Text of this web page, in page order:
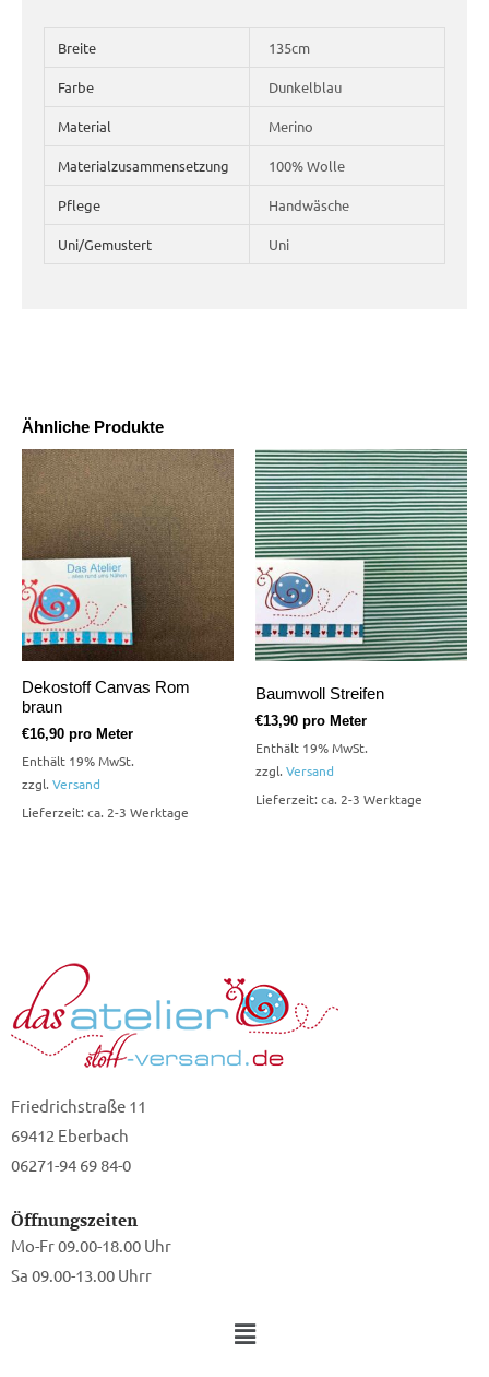
Ähnliche Produkte
Dekostoff Canvas Rom
braun
€16,90 pro Meter
Enthält 19% MwSt.
zzgl. Versand
Lieferzeit: ca. 2-3 Werktage
Baumwoll Streifen
€13,90 pro Meter
Enthält 19% MwSt.
zzgl. Versand
Lieferzeit: ca. 2-3 Werktage
Breite 135cm
Farbe Dunkelblau
Material Merino
Materialzusammensetzung 100% Wolle
Pflege Handwäsche
Uni/Gemustert Uni
Friedrichstraße 11
69412 Eberbach
06271-94 69 84-0
Öffnungszeiten
Mo-Fr 09.00-18.00 Uhr
Sa 09.00-13.00 Uhrr